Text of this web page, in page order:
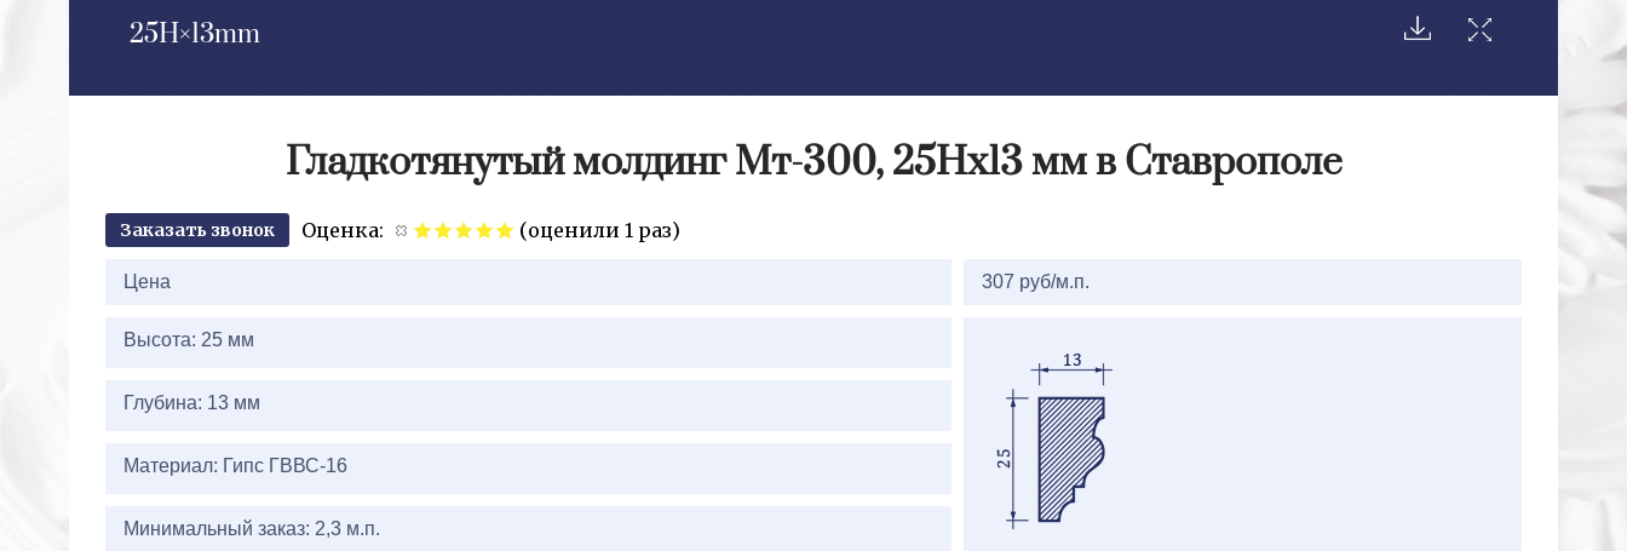
25H 13mm
Гладкотянутый молдинг Мт-300, 25Нх13 мм в Ставрополе
Заказать звонок
Оценка:
(оценили 1 раз)
Цена 307 руб/м.п.
Высота: 25 мм
Глубина: 13 мм
Материал: Гипс ГВВС-16
Минимальный заказ: 2,3 м.п.